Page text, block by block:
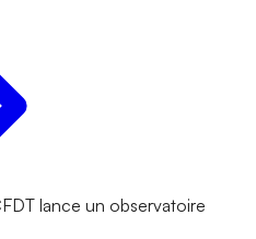
lance un observatoire